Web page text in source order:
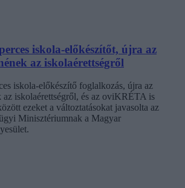
iskola-előkészítőt, újra az
az iskolaérettségről
iskola-előkészítő foglalkozás, újra az
az iskolaérettségről, és az oviKRÉTA is
ezeket a változtatásokat javasolta az
Minisztériumnak a Magyar